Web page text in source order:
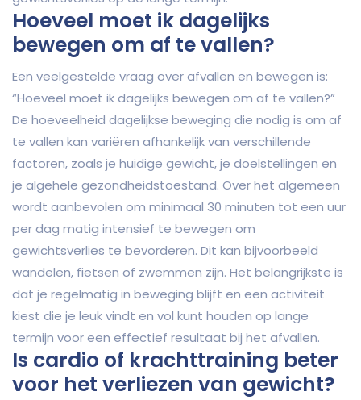
Hoeveel moet ik dagelijks
bewegen om af te vallen?
Een veelgestelde vraag over afvallen en bewegen is:
“Hoeveel moet ik dagelijks bewegen om af te vallen?”
De hoeveelheid dagelijkse beweging die nodig is om af
te vallen kan variëren afhankelijk van verschillende
factoren, zoals je huidige gewicht, je doelstellingen en
je algehele gezondheidstoestand. Over het algemeen
wordt aanbevolen om minimaal 30 minuten tot een uur
per dag matig intensief te bewegen om
gewichtsverlies te bevorderen. Dit kan bijvoorbeeld
wandelen, fietsen of zwemmen zijn. Het belangrijkste is
dat je regelmatig in beweging blijft en een activiteit
kiest die je leuk vindt en vol kunt houden op lange
termijn voor een effectief resultaat bij het afvallen.
Is cardio of krachttraining beter
voor het verliezen van gewicht?